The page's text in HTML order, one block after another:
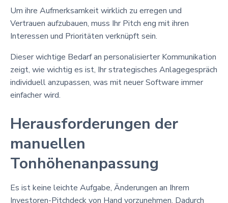
Um ihre Aufmerksamkeit wirklich zu erregen und
Vertrauen aufzubauen, muss Ihr Pitch eng mit ihren
Interessen und Prioritäten verknüpft sein.
Dieser wichtige Bedarf an personalisierter Kommunikation
zeigt, wie wichtig es ist, Ihr strategisches Anlagegespräch
individuell anzupassen, was mit neuer Software immer
einfacher wird.
Herausforderungen der
manuellen
Tonhöhenanpassung
Es ist keine leichte Aufgabe, Änderungen an Ihrem
Investoren-Pitchdeck von Hand vorzunehmen. Dadurch